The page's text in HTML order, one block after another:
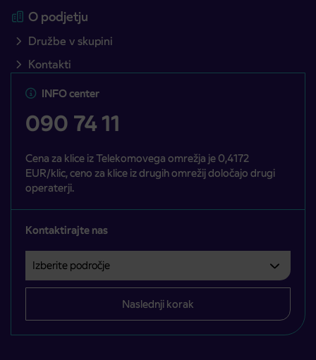
O podjetju
Družbe v skupini
Kontakti
INFO center
090 74 11
Cena za klice iz Telekomovega omrežja je 0,4172
EUR/klic, ceno za klice iz drugih omrežij določajo drugi
operaterji.
Kontaktirajte nas
Izberite področje
Področje je obvezno izbrati.
Naslednji korak